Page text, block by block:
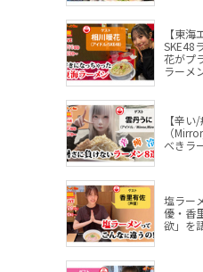
【東
SKE48
花がプ
ラーメ
【辛
（
べきラ
塩ラー
優・香
欲」を